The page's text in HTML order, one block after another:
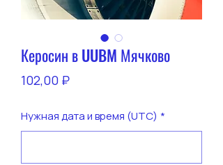
Керосин в UUBM Мячково
102,00 ₽Цена
Нужная дата и время (UTC) *